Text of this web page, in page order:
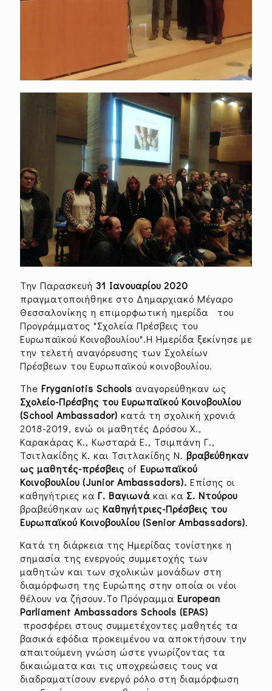
Την Παρασκευή 31 Ιανουαρίου 2020
πραγματοποιήθηκε στο Δημαρχιακό Μέγαρο
Θεσσαλονίκης η επιμορφωτική ημερίδα του
Προγράμματος "Σχολεία Πρέσβεις του
Ευρωπαϊκού Κοινοβουλίου".Η Ημερίδα ξεκίνησε με
την τελετή αναγόρευσης των Σχολείων
Πρέσβεων του Ευρωπαϊκού κοινοβουλίου.
The Fryganiotis Schools αναγορεύθηκαν ως
Σχολείο-Πρέσβης του Ευρωπαϊκού Κοινοβουλίου
(School Ambassador) κατά τη σχολική χρονιά
2018-2019, ενώ οι μαθητές Δρόσου Χ.,
Καρακάρας Κ., Κωσταρά Ε., Τσιμπάνη Γ.,
Τσιτλακίδης Κ. και Τσιτλακίδης Ν. βραβεύθηκαν
ως μαθητές-πρέσβεις of Ευρωπαϊκού
Κοινοβουλίου (Junior Ambassadors). Επίσης οι
καθηγήτριες κα Γ. Βαγιωνά και κα Σ. Ντούρου
βραβεύθηκαν ως Καθηγήτριες-Πρέσβεις του
Ευρωπαϊκού Κοινοβουλίου (Senior Ambassadors).
Κατά τη διάρκεια της Ημερίδας τονίστηκε η
σημασία της ενεργούς συμμετοχής των
μαθητών και των σχολικών μονάδων στη
διαμόρφωση της Ευρώπης στην οποία οι νέοι
θέλουν να ζήσουν.Το Πρόγραμμα European
Parliament Ambassadors Schools (EPAS)
προσφέρει στους συμμετέχοντες μαθητές τα
βασικά εφόδια προκειμένου να αποκτήσουν την
απαιτούμενη γνώση ώστε γνωρίζοντας τα
δικαιώματα και τις υποχρεώσεις τους να
διαδραματίσουν ενεργό ρόλο στη διαμόρφωση